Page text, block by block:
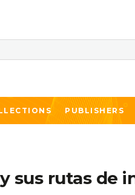
PUBLISHERS
y sus rutas de